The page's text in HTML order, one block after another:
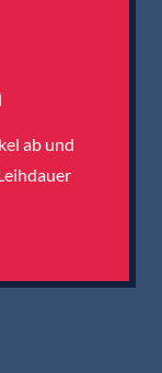
ab und